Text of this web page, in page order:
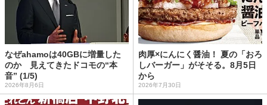
なぜahamoは40GBに増量した
のか 見えてきたドコモの“本
音” (1/5)
2026年8月6日
肉厚×にんにく醤油！ 夏の「おろ
しバーガー」がそそる。8月5日
から
2026年7月30日